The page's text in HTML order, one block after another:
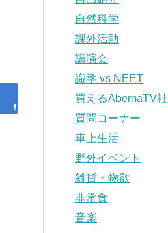
自然科学
課外活動
講演会
識学 vs NEET
買えるAbemaTV社
質問コーナー
車上生活
野外イベント
雑貨・物欲
非常食
音楽